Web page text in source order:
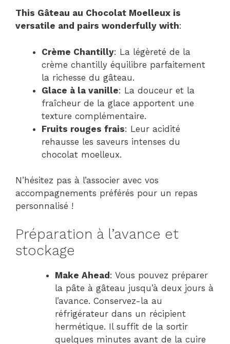
This Gâteau au Chocolat Moelleux is
versatile and pairs wonderfully with:
Crème Chantilly: La légèreté de la
crème chantilly équilibre parfaitement
la richesse du gâteau.
Glace à la vanille: La douceur et la
fraîcheur de la glace apportent une
texture complémentaire.
Fruits rouges frais: Leur acidité
rehausse les saveurs intenses du
chocolat moelleux.
N’hésitez pas à l’associer avec vos
accompagnements préférés pour un repas
personnalisé !
Préparation à l’avance et
stockage
Make Ahead: Vous pouvez préparer
la pâte à gâteau jusqu’à deux jours à
l’avance. Conservez-la au
réfrigérateur dans un récipient
hermétique. Il suffit de la sortir
quelques minutes avant de la cuire